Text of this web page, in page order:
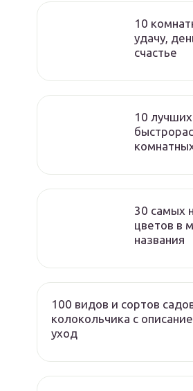
10
удачу,
счастье
10 лучших
30 самых
цветов в
названия
100 видов и сортов
колокольчика с
уход